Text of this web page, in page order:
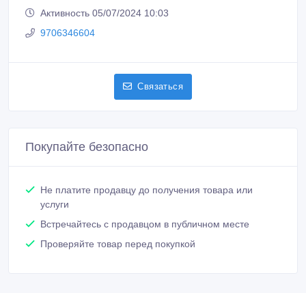
Активность 05/07/2024 10:03
9706346604
Связаться
Покупайте безопасно
Не платите продавцу до получения товара или
услуги
Встречайтесь с продавцом в публичном месте
Проверяйте товар перед покупкой